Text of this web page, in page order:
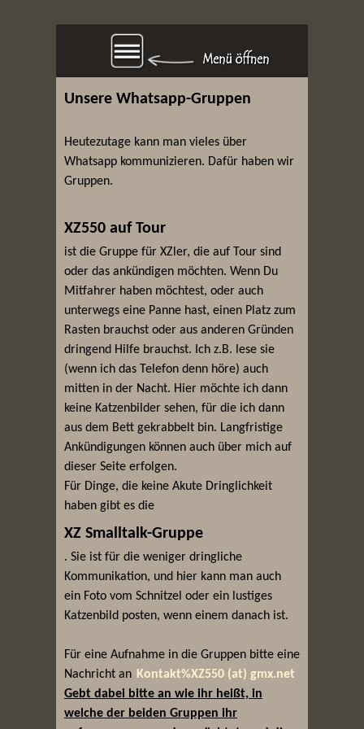
Unsere Whatsapp-Gruppen
Heutezutage kann man vieles über
Whatsapp kommunizieren. Dafür haben wir
Gruppen.
XZ550 auf Tour
ist die Gruppe für XZler, die auf Tour sind
oder das ankündigen möchten. Wenn Du
Mitfahrer haben möchtest, oder auch
unterwegs eine Panne hast, einen Platz zum
Rasten brauchst oder aus anderen Gründen
dringend Hilfe brauchst. Ich z.B. lese sie
(wenn ich das Telefon denn höre) auch
mitten in der Nacht. Hier möchte ich dann
keine Katzenbilder sehen, für die ich dann
aus dem Bett gekrabbelt bin. Langfristige
Ankündigungen können auch über mich auf
dieser Seite erfolgen.
Für Dinge, die keine Akute Dringlichkeit
haben gibt es die
XZ Smalltalk-Gruppe
. Sie ist für die weniger dringliche
Kommunikation, und hier kann man auch
ein Foto vom Schnitzel oder ein lustiges
Katzenbild posten, wenn einem danach ist.
Für eine Aufnahme in die Gruppen bitte eine
Nachricht an Kontakt%XZ550 (at) gmx.net
Gebt dabei bitte an wie ihr heißt, in
welche der beiden Gruppen ihr